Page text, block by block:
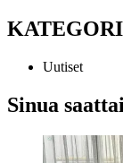
Uutiset
Sinua